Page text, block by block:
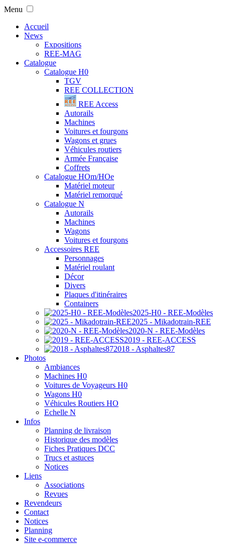
Menu
Accueil
News
Expositions
REE-MAG
Catalogue
Catalogue H0
TGV
REE COLLECTION
REE Access
Autorails
Machines
Voitures et fourgons
Wagons et grues
Véhicules routiers
Armée Française
Coffrets
Catalogue HOm/HOe
Matériel moteur
Matériel remorqué
Catalogue N
Autorails
Machines
Wagons
Voitures et fourgons
Accessoires REE
Personnages
Matériel roulant
Décor
Divers
Plaques d'itinéraires
Containers
2025-H0 - REE-Modèles
2025 - Mikadotrain-REE
2020-N - REE-Modèles
2019 - REE-ACCESS
2018 - Asphaltes87
Photos
Ambiances
Machines H0
Voitures de Voyageurs H0
Wagons H0
Véhicules Routiers HO
Echelle N
Infos
Planning de livraison
Historique des modèles
Fiches Pratiques DCC
Trucs et astuces
Notices
Liens
Associations
Revues
Revendeurs
Contact
Notices
Planning
Site e-commerce